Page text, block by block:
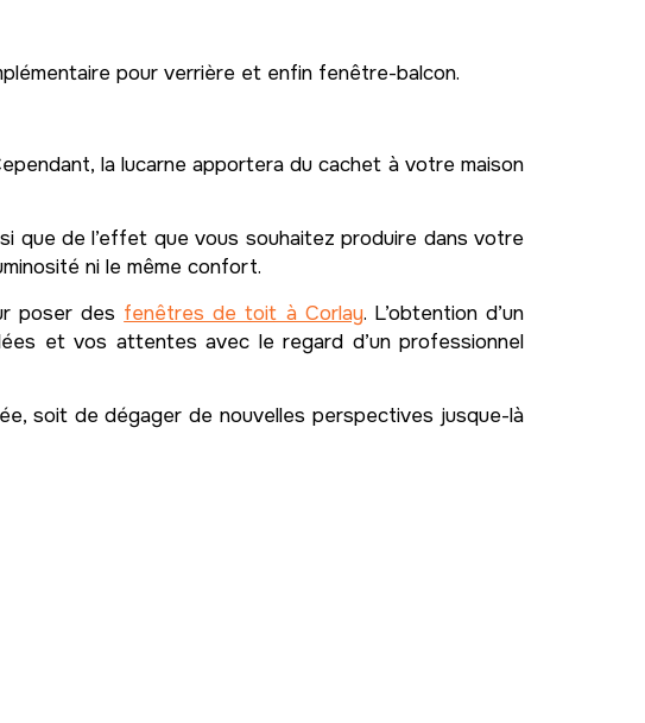
pour verrière et enfin fenêtre-balcon.
la lucarne apportera du cachet à votre maison
que de l’effet que vous souhaitez produire dans votre
ni le même confort.
poser des fenêtres de toit à Corlay. L’obtention d’un
et vos attentes avec le regard d’un professionnel
soit de dégager de nouvelles perspectives jusque-là